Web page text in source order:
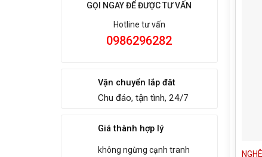
GỌI NGAY ĐỂ ĐƯỢC TƯ VẤN
Hotline tư vấn
0986296282
Vận chuyển lắp đăt
Chu đáo, tận tình, 24/7
Giá thành hợp lý
không ngừng cạnh tranh